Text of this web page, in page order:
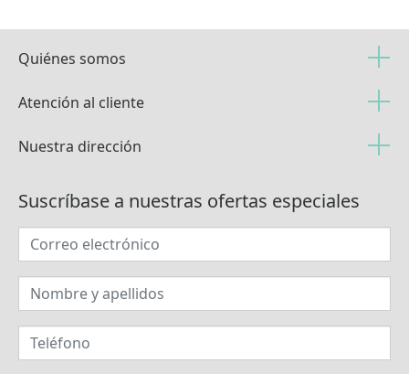
Quiénes somos
Atención al cliente
Nuestra dirección
Suscríbase a nuestras ofertas especiales